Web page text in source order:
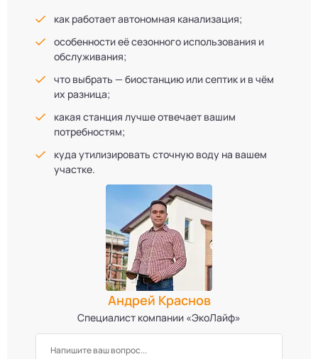
как работает автономная канализация;
особенности её сезонного использования и
обслуживания;
что выбрать — биостанцию или септик и в чём
их разница;
какая станция лучше отвечает вашим
потребностям;
куда утилизировать сточную воду на вашем
участке.
Андрей Краснов
Специалист компании «ЭкоЛайф»